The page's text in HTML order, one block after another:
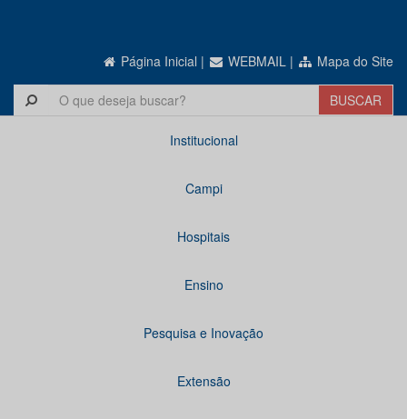
Página Inicial | WEBMAIL | Mapa do Site
Institucional
Campi
Hospitais
Ensino
Pesquisa e Inovação
Extensão